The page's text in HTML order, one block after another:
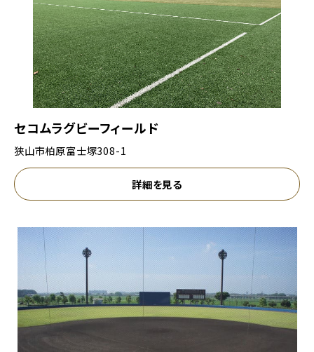
セコムラグビーフィールド
狭山市柏原富士塚308-1
詳細を見る